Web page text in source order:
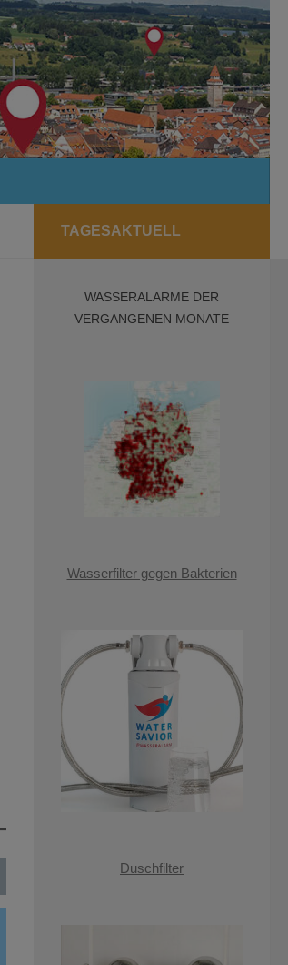
TAGESAKTUELL
WASSERALARME DER
VERGANGENEN MONATE
Wasserfilter gegen Bakterien
Duschfilter